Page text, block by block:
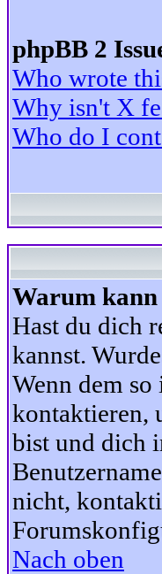
phpBB 2
Who wrote
Why isn't X
Who do I
Warum
Hast du dich
kannst.
Wenn dem
kontaktieren,
bist und dich
nicht,
Nach oben